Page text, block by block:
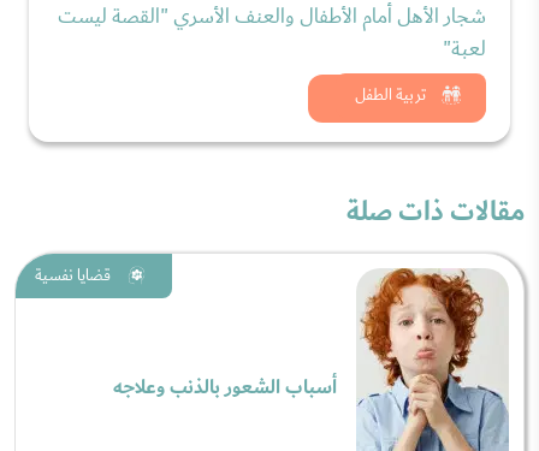
تربية الطفل
شجار الأهل أمام الأطفال والعنف الأسري "القصة ليست
لعبة"
شاهد الان
مقالات ذات صلة
قضايا نفسية
أسباب الشعور بالذنب وعلاجه